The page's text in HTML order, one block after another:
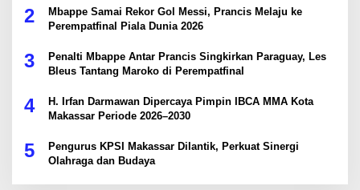
2
Mbappe Samai Rekor Gol Messi, Prancis Melaju ke
Perempatfinal Piala Dunia 2026
3
Penalti Mbappe Antar Prancis Singkirkan Paraguay, Les
Bleus Tantang Maroko di Perempatfinal
4
H. Irfan Darmawan Dipercaya Pimpin IBCA MMA Kota
Makassar Periode 2026–2030
5
Pengurus KPSI Makassar Dilantik, Perkuat Sinergi
Olahraga dan Budaya